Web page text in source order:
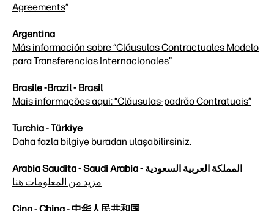
Agreements”
Argentina
Más información sobre “Cláusulas Contractuales Modelo
para Transferencias Internacionales”
Brasile -Brazil - Brasil
Mais informações aqui: “Cláusulas-padrão Contratuais”
Turchia - Türkiye
Daha fazla bilgiye buradan ulaşabilirsiniz.
Arabia Saudita - Saudi Arabia - المملكة العربية السعودية
مزيد من المعلومات هنا